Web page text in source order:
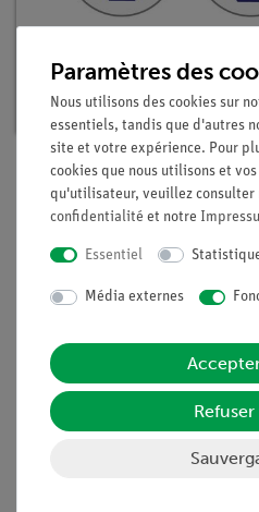
1, numérique
Description
collecteur et des balais de
aimant en U. Cela crée un
un aimant permanent dont les
étudiées. Cela crée un modèle
aimant permanent dont les
Paramètres des
Nous utilisons des cookies sur
essentiels, tandis que d'autres
site et votre expérience. Pour
cookies que nous utilisons et
qu'utilisateur, veuillez consulter
confidentialité et notre
Essentiel
Média externes